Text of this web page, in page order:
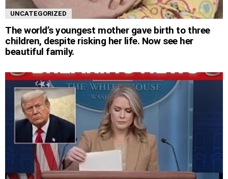
UNCATEGORIZED
The world’s youngest mother gave birth to three
children, despite risking her life. Now see her
beautiful family.